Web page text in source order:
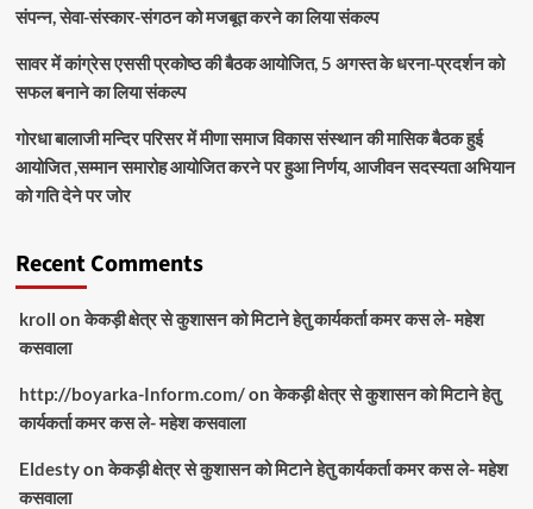
संपन्न, सेवा-संस्कार-संगठन को मजबूत करने का लिया संकल्प
सावर में कांग्रेस एससी प्रकोष्ठ की बैठक आयोजित, 5 अगस्त के धरना-प्रदर्शन को
सफल बनाने का लिया संकल्प
गोरधा बालाजी मन्दिर परिसर में मीणा समाज विकास संस्थान की मासिक बैठक हुई
आयोजित ,सम्मान समारोह आयोजित करने पर हुआ निर्णय, आजीवन सदस्यता अभियान
को गति देने पर जोर
Recent Comments
kroll onकेकड़ी क्षेत्र से कुशासन को मिटाने हेतु कार्यकर्ता कमर कस ले- महेश
कसवाला
http://boyarka-Inform.com/onकेकड़ी क्षेत्र से कुशासन को मिटाने हेतु
कार्यकर्ता कमर कस ले- महेश कसवाला
Eldestyonकेकड़ी क्षेत्र से कुशासन को मिटाने हेतु कार्यकर्ता कमर कस ले- महेश
कसवाला